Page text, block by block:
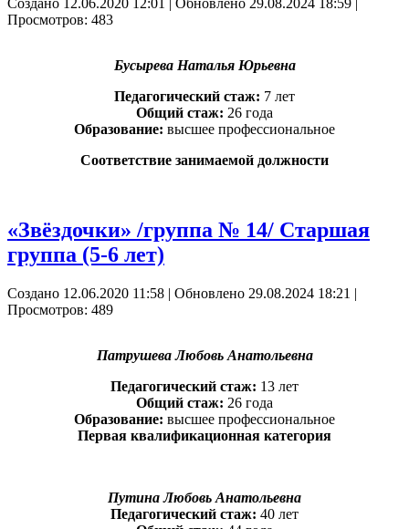
Создано 12.06.2020 12:01 | Обновлено 29.08.2024 18:59 |
Просмотров: 483
Бусырева Наталья Юрьевна
Педагогический стаж: 7 лет
Общий стаж: 26 года
Образование: высшее профессиональное
Соответствие занимаемой должности
«Звёздочки» /группа № 14/ Старшая
группа (5-6 лет)
Создано 12.06.2020 11:58 | Обновлено 29.08.2024 18:21 |
Просмотров: 489
Патрушева Любовь Анатольевна
Педагогический стаж: 13 лет
Общий стаж: 26 года
Образование: высшее профессиональное
Первая квалификационная категория
Путина Любовь Анатольевна
Педагогический стаж: 40 лет